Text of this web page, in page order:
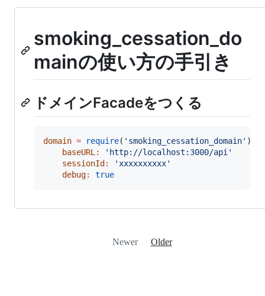
smoking_cessation_do
mainの使い方の手引き
ドメインFacadeをつくる
domain = require( ' smoking_cessation_domain' ).
baseURL: ' http://localhost:3000/api'
sessionId : 'xxxxxxxxxx'
debug: true
Newer Older